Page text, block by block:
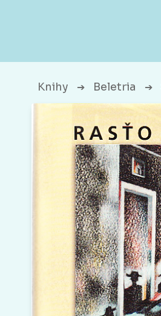
Knihy ➔ Beletria ➔